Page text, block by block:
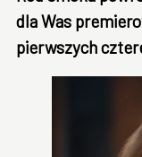
dla Was
pierwszych